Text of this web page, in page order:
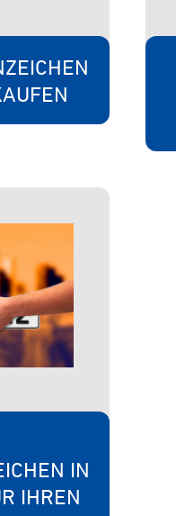
IN
IHREN